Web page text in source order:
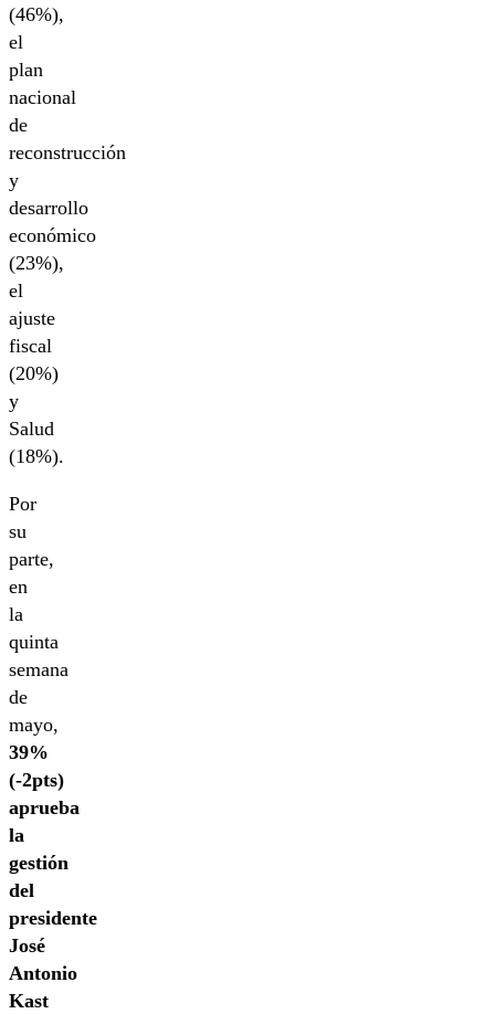
(46%),
el
plan
nacional
de
reconstrucción
y
desarrollo
económico
(23%),
el
ajuste
fiscal
(20%)
y
Salud
(18%).
Por
su
parte,
en
la
quinta
semana
de
mayo,
39%
(-2pts)
aprueba
la
gestión
del
presidente
José
Antonio
Kast